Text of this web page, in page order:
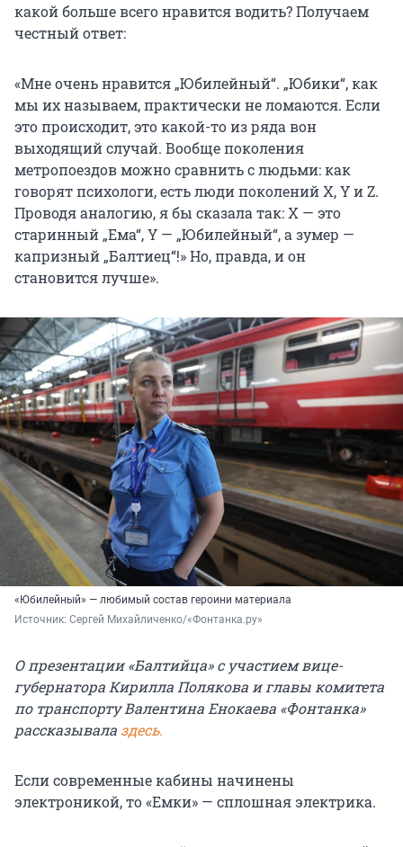
какой больше всего нравится водить? Получаем
честный ответ:
«Мне очень нравится „Юбилейный“. „Юбики“, как
мы их называем, практически не ломаются. Если
это происходит, это какой-то из ряда вон
выходящий случай. Вообще поколения
метропоездов можно сравнить с людьми: как
говорят психологи, есть люди поколений X, Y и Z.
Проводя аналогию, я бы сказала так: X — это
старинный „Ема“, Y — „Юбилейный“, а зумер —
капризный „Балтиец“!» Но, правда, и он
становится лучше».
«Юбилейный» — любимый состав героини материала
Источник: Сергей Михайличенко/«Фонтанка.ру»
О презентации «Балтийца» с участием вице-
губернатора Кирилла Полякова и главы комитета
по транспорту Валентина Енокаева «Фонтанка»
рассказывала здесь.
Если современные кабины начинены
электроникой, то «Емки» — сплошная электрика.